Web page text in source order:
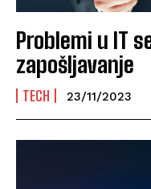
Problemi u IT
zapošljavanje
TECH 23/11/2023